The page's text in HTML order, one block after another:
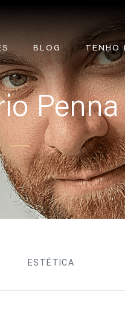
BLOG TENHO
Penna
ESTÉTICA